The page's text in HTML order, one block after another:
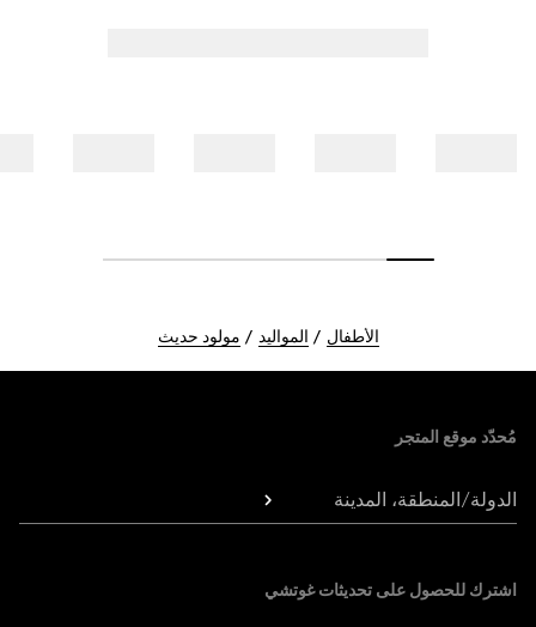
الأطفال المواليد مولود حديث
مُحدّد موقع المتجر
الدولة/المنطقة، المدينة
اشترك للحصول على تحديثات غوتشي